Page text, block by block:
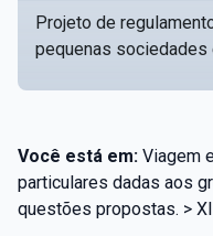
Projeto de
pequenas sociedades
Você está em: Viagem
particulares dadas aos
questões propostas. > XI